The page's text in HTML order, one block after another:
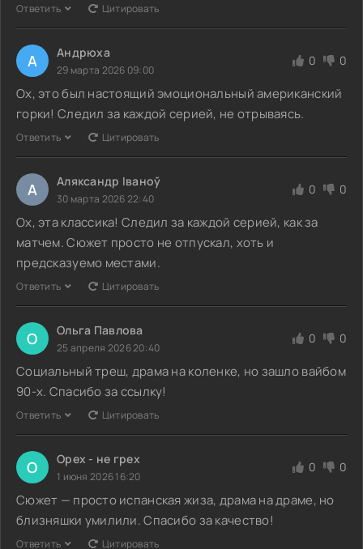
Ответить Цитировать
А Андрюха
29 марта 2026 09:00
0 0
Ох, это был настоящий эмоциональный американский
горки! Следил за каждой серией, не отрываясь.
Ответить Цитировать
А Аляксандр Іваноў
30 марта 2026 22:40
0 0
Ох, эта классика! Следил за каждой серией, как за
матчем. Сюжет просто не отпускал, хоть и
предсказуемо местами.
Ответить Цитировать
О Ольга Павлова
25 апреля 2026 20:40
0 0
Социальный треш, драма на коленке, но зашло вайбом
90-х. Спасибо за ссылку!
Ответить Цитировать
О Орех - не грех
1 июня 2026 16:20
0 0
Сюжет — просто испанская жиза, драма на драме, но
близняшки умилили. Спасибо за качество!
Ответить Цитировать